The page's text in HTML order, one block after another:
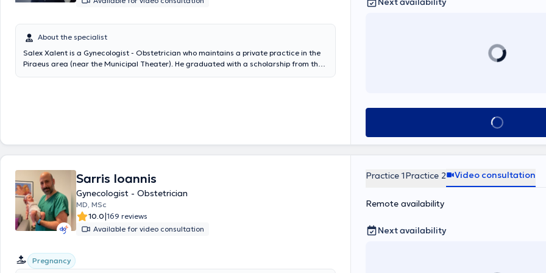
About the specialist
Salex Xalent is a Gynecologist - Obstetrician who maintains a private practice in the
Piraeus area (near the Municipal Theater). He graduated with a scholarship from the
continuously attends and participates in conferences aiming to provide evidence-
based, modern, and personalized care for women at every stage of their lives.
Book
Sarris Ioannis
Gynecologist - Obstetrician
MD, MSc
10.0|169 reviews
Available for video consultation
Pregnancy
Practice 1Practice 2 Video consultation
Remote availability
Next availability